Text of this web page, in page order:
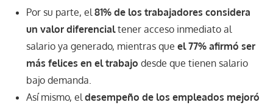
Por su parte, el81% de los trabajadores considera
un valor diferencialtener acceso inmediato al
salario ya generado, mientras que el 77% afirmó ser
más felices en el trabajo desde que tienen salario
bajo demanda.
Así mismo, eldesempeño de los empleados mejoró